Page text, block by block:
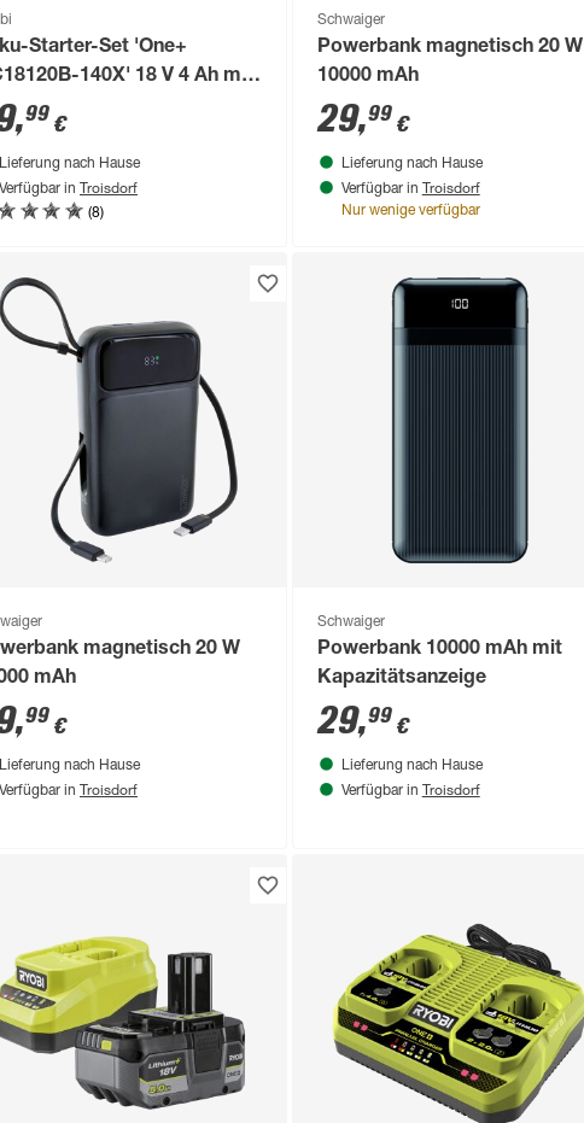
Starter-Set 'One+
140X' 18 V 4 Ah mit
und Ladegerät
,99 €
Lieferung nach Hause
Verfügbar in Troisdorf
(8)
Schwaiger
Powerbank magnetisch 20 W
10000 mAh
29,99€
Lieferung nach Hause
Verfügbar in Troisdorf
Nur wenige verfügbar
magnetisch 20 W
mAh
,99 €
Lieferung nach Hause
Verfügbar in Troisdorf
Schwaiger
Powerbank 10000 mAh mit
Kapazitätsanzeige
29,99€
Lieferung nach Hause
Verfügbar in Troisdorf